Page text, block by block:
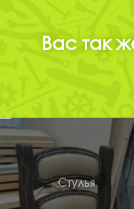
Вас так
Стулья